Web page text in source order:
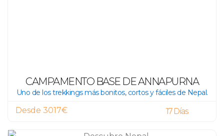
CAMPAMENTO BASE DE ANNAPURNA
Uno de los trekkings más bonitos, cortos y fáciles de Nepal.
Desde 3017€ 17 Días